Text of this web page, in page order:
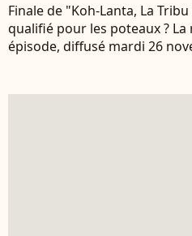
Finale de "Koh-Lanta, La
qualifié pour les poteaux ?
épisode, diffusé mardi 26